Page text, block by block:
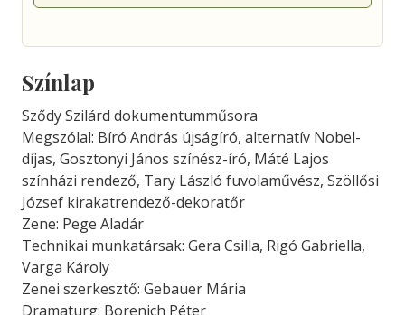
Színlap
Sződy Szilárd dokumentumműsora
Megszólal: Bíró András újságíró, alternatív Nobel-
díjas, Gosztonyi János színész-író, Máté Lajos
színházi rendező, Tary László fuvolaművész, Szöllősi
József kirakatrendező-dekoratőr
Zene: Pege Aladár
Technikai munkatársak: Gera Csilla, Rigó Gabriella,
Varga Károly
Zenei szerkesztő: Gebauer Mária
Dramaturg: Borenich Péter